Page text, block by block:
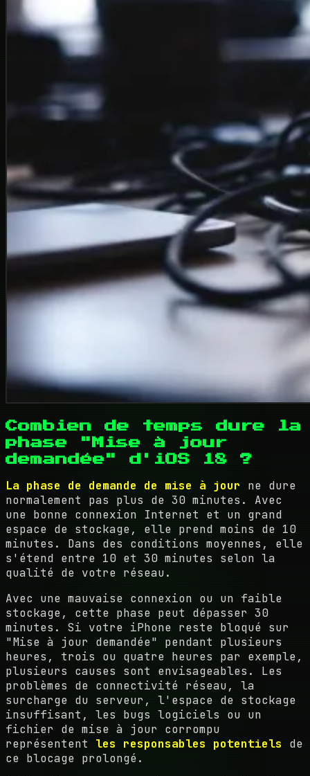
Combien de temps dure la
phase "Mise à jour
demandée" d'iOS 18 ?
La phase de demande de mise à jour ne dure
normalement pas plus de 30 minutes. Avec
une bonne connexion Internet et un grand
espace de stockage, elle prend moins de 10
minutes. Dans des conditions moyennes, elle
s'étend entre 10 et 30 minutes selon la
qualité de votre réseau.
Avec une mauvaise connexion ou un faible
stockage, cette phase peut dépasser 30
minutes. Si votre iPhone reste bloqué sur
"Mise à jour demandée" pendant plusieurs
heures, trois ou quatre heures par exemple,
plusieurs causes sont envisageables. Les
problèmes de connectivité réseau, la
surcharge du serveur, l'espace de stockage
insuffisant, les bugs logiciels ou un
fichier de mise à jour corrompu
représentent les responsables potentiels de
ce blocage prolongé.